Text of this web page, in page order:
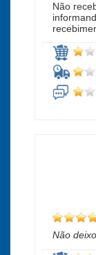
Não
Não